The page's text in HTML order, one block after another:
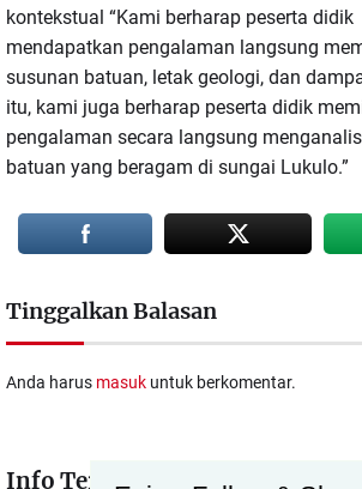
kontekstual “Kami berharap peserta didik
mendapatkan pengalaman langsung
susunan batuan, letak geologi, dan
itu, kami juga berharap peserta didik
pengalaman secara langsung
batuan yang beragam di sungai Lukulo.”
Tinggalkan Balasan
Anda harus masuk untuk berkomentar.
Info Terkait